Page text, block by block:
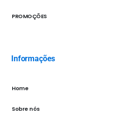
PROMOÇÕES
Informações
Home
Sobre nós